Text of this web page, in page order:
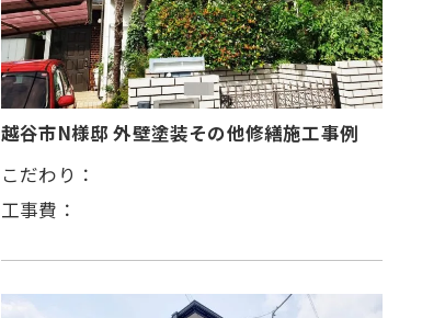
越谷市N様邸 外壁塗装その他修繕施工事例
こだわり：
工事費：